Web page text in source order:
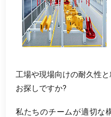
工場や現場向けの耐久性
お探しですか?
私たちのチームが適切な